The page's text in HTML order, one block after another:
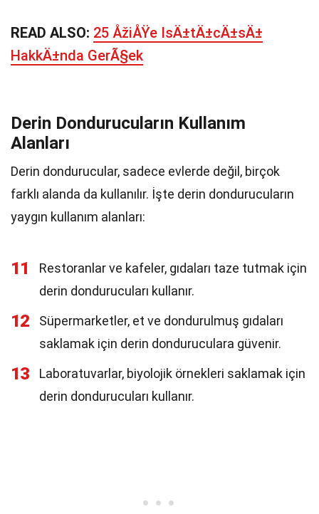
READ ALSO: 25 ÅžiÅŸe IsÄ±tÄ±cÄ±sÄ±
HakkÄ±nda GerÃ§ek
Derin Dondurucuların Kullanım
Alanları
Derin dondurucular, sadece evlerde değil, birçok
farklı alanda da kullanılır. İşte derin dondurucuların
yaygın kullanım alanları:
11
Restoranlar ve kafeler, gıdaları taze tutmak için
derin dondurucuları kullanır.
12
Süpermarketler, et ve dondurulmuş gıdaları
saklamak için derin donduruculara güvenir.
13
Laboratuvarlar, biyolojik örnekleri saklamak için
derin dondurucuları kullanır.